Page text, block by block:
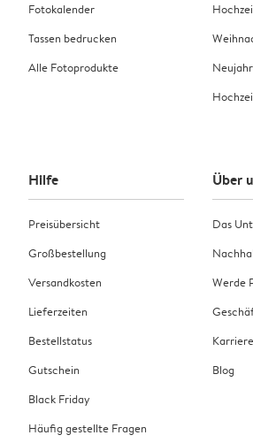
Fotokalender
Tassen bedrucken
Alle Fotoprodukte
Hilfe
Preisübersicht
Großbestellung
Versandkosten
Lieferzeiten
Bestellstatus
Gutschein
Black Friday
Häufig gestellte Fragen
Über
Das
Werde
Blog